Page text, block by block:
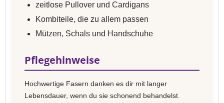
zeitlose Pullover und Cardigans
Kombiteile, die zu allem passen
Mützen, Schals und Handschuhe
Pflegehinweise
Hochwertige Fasern danken es dir mit langer
Lebensdauer, wenn du sie schonend behandelst.